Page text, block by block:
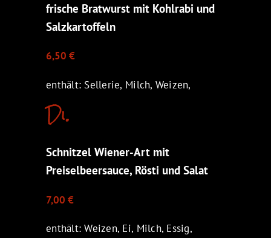
Metzgereifrische Bratwurst mit Kohlrabi und
Salzkartoffeln
6,50 €
enthält: Sellerie, Milch, Weizen,
Di.
Schnitzel Wiener-Art mit
Preiselbeersauce, Rösti und Salat
7,00 €
enthält: Weizen, Ei, Milch, Essig,